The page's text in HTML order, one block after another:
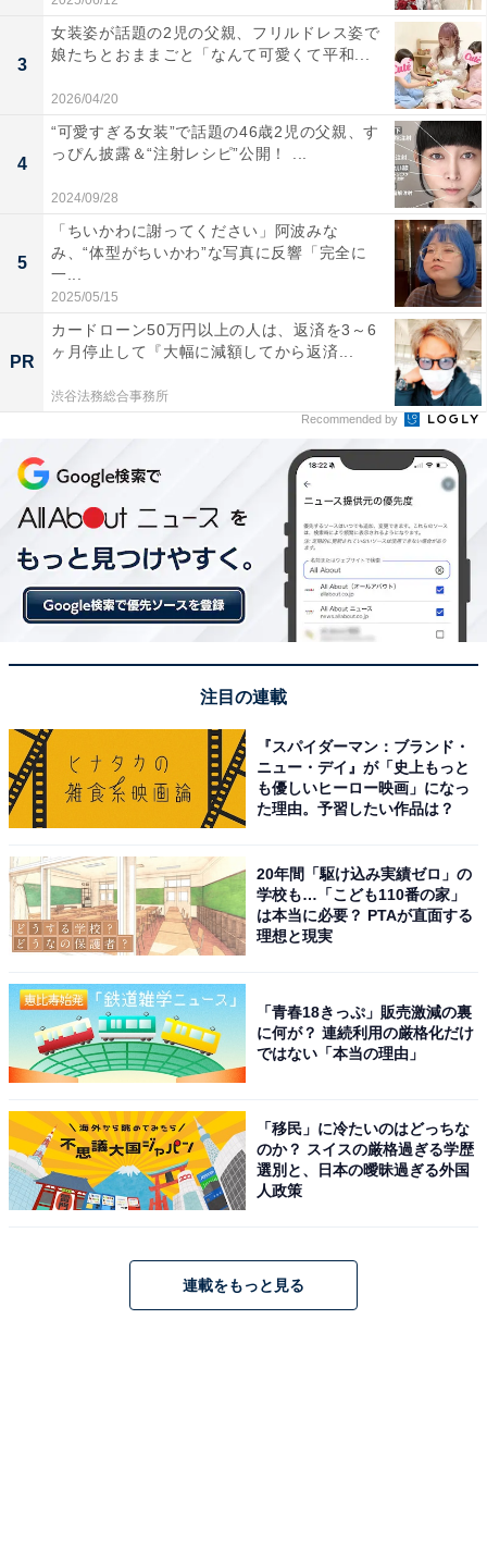
3
女装姿が話題の2児の父親、フリルドレス姿で
娘たちとおままごと「なんて可愛くて平和...
2026/04/20
4
“可愛すぎる女装”で話題の46歳2児の父親、す
っぴん披露＆“注射レシピ”公開！ ...
2024/09/28
5
「ちいかわに謝ってください」阿波みな
み、“体型がちいかわ”な写真に反響「完全に
一...
2025/05/15
PR
カードローン50万円以上の人は、返済を3～6
ヶ月停止して『大幅に減額してから返済...
渋谷法務総合事務所
Recommended by
注目の連載
『スパイダーマン：ブランド・
ニュー・デイ』が「史上もっと
も優しいヒーロー映画」になっ
た理由。予習したい作品は？
20年間「駆け込み実績ゼロ」の
学校も…「こども110番の家」
は本当に必要？ PTAが直面する
理想と現実
「青春18きっぷ」販売激減の裏
に何が？ 連続利用の厳格化だけ
ではない「本当の理由」
「移民」に冷たいのはどっちな
のか？ スイスの厳格過ぎる学歴
選別と、日本の曖昧過ぎる外国
人政策
連載をもっと見る